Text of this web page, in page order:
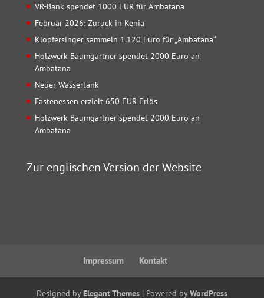
VR-Bank spendet 1000 EUR für Ambatana
Februar 2026: Zurück in Kenia
Klopfersinger sammeln 1.120 Euro für „Ambatana“
Holzwerk Baumgartner spendet 2000 Euro an
Ambatana
Neuer Wassertank
Fastenessen erzielt 650 EUR Erlös
Holzwerk Baumgartner spendet 2000 Euro an
Ambatana
Zur englischen Version der Website
Impressum Kontakt
Designed by Elegant Themes| Powered byWordPress